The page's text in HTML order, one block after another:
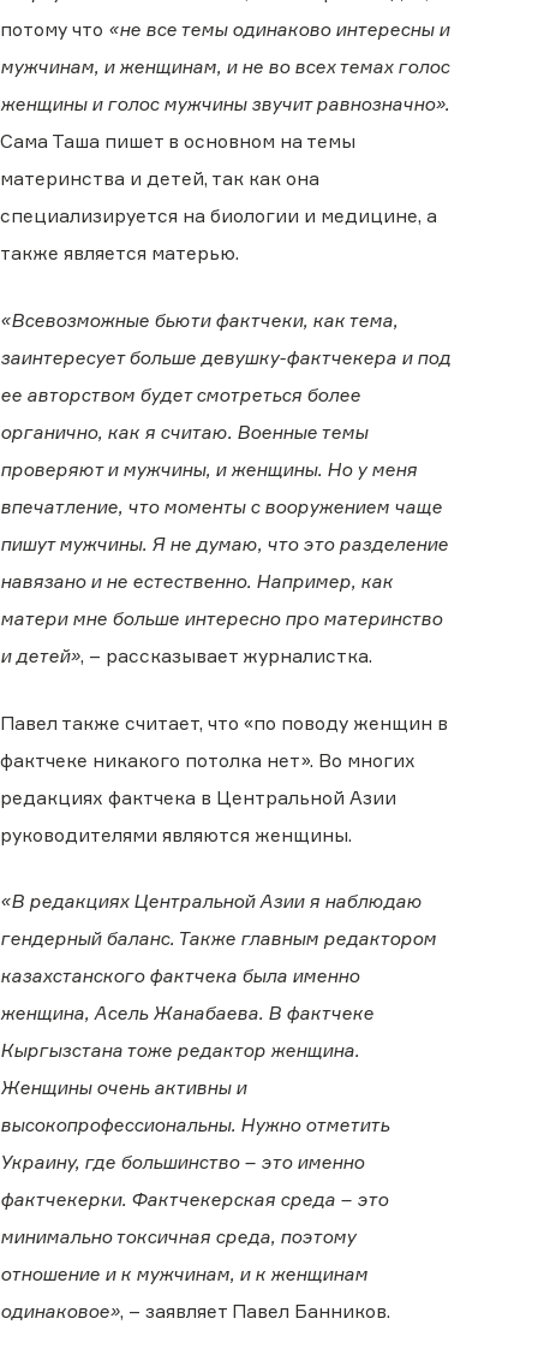
потому что «не все темы одинаково интересны и
мужчинам, и женщинам, и не во всех темах голос
женщины и голос мужчины звучит равнозначно».
Сама Таша пишет в основном на темы
материнства и детей, так как она
специализируется на биологии и медицине, а
также является матерью.
«Всевозможные бьюти фактчеки, как тема,
заинтересует больше девушку-фактчекера и под
ее авторством будет смотреться более
органично, как я считаю. Военные темы
проверяют и мужчины, и женщины. Но у меня
впечатление, что моменты с вооружением чаще
пишут мужчины. Я не думаю, что это разделение
навязано и не естественно. Например, как
матери мне больше интересно про материнство
и детей», – рассказывает журналистка.
Павел также считает, что «по поводу женщин в
фактчеке никакого потолка нет». Во многих
редакциях фактчека в Центральной Азии
руководителями являются женщины.
«В редакциях Центральной Азии я наблюдаю
гендерный баланс. Также главным редактором
казахстанского фактчека была именно
женщина, Асель Жанабаева. В фактчеке
Кыргызстана тоже редактор женщина.
Женщины очень активны и
высокопрофессиональны. Нужно отметить
Украину, где большинство – это именно
фактчекерки. Фактчекерская среда – это
минимально токсичная среда, поэтому
отношение и к мужчинам, и к женщинам
одинаковое», – заявляет Павел Банников.